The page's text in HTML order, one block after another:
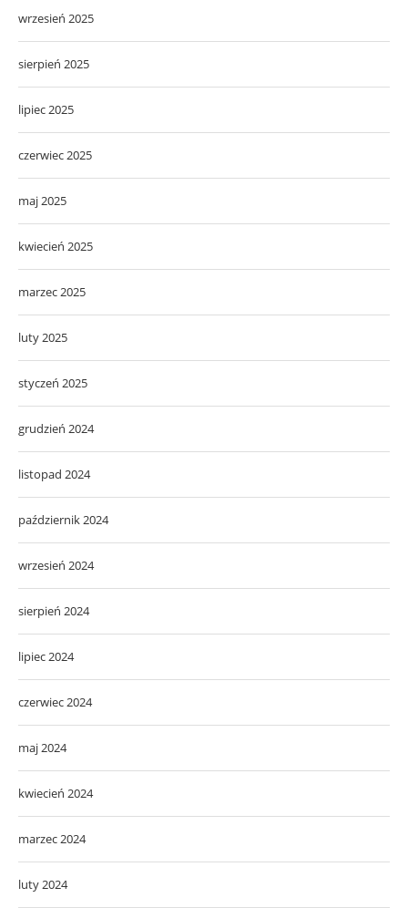
wrzesień 2025
sierpień 2025
lipiec 2025
czerwiec 2025
maj 2025
kwiecień 2025
marzec 2025
luty 2025
styczeń 2025
grudzień 2024
listopad 2024
październik 2024
wrzesień 2024
sierpień 2024
lipiec 2024
czerwiec 2024
maj 2024
kwiecień 2024
marzec 2024
luty 2024